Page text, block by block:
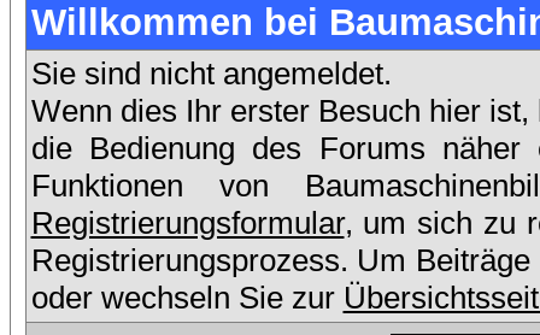
Willkommen bei
Sie sind nicht angemeldet.
Wenn dies Ihr erster Besuch hier
die Bedienung des Forums
Funktionen von
Registrierungsformular, um sich zu
Registrierungsprozess. Um
oder wechseln Sie zur